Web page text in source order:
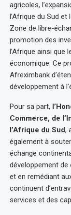
agricoles,
l’Afrique du Sud
Zone de libre-
promotion des
l’Afrique ainsi que
économique. Ce
Afreximbank
développement à
Pour sa part,
Commerce, de
l’Afrique du Sud,
également à
échange
développement de
et en remédiant
continuent
services et des